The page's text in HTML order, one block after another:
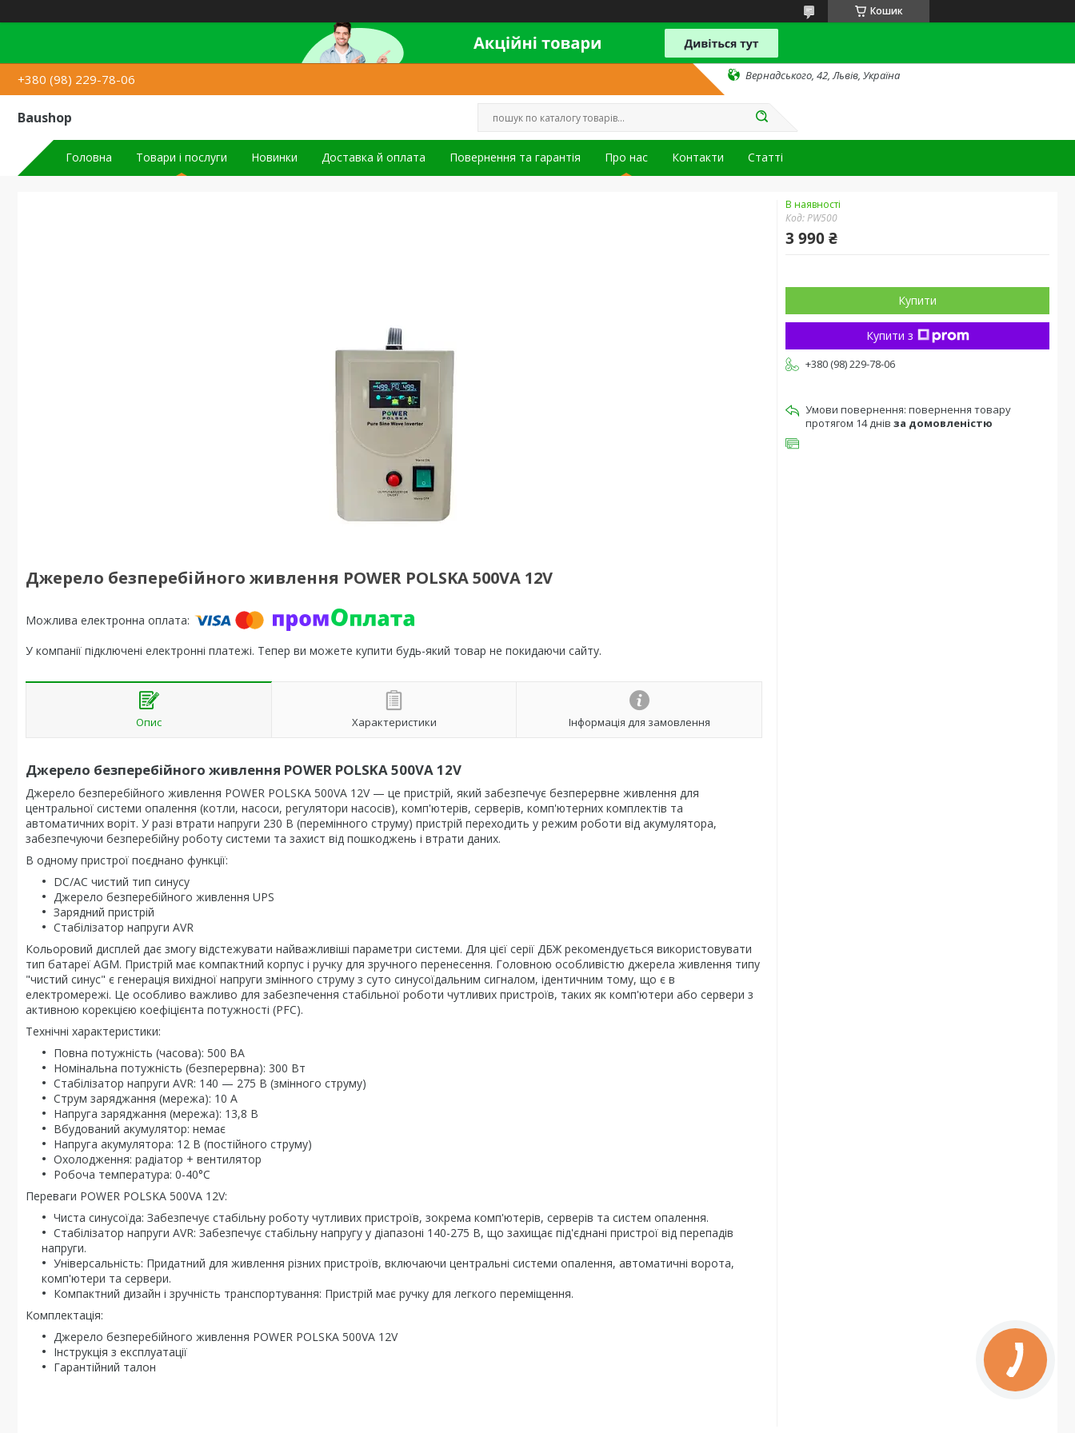
Кошик
+380 (98) 229-78-06 Вернадського, 42, Львів, Україна
Baushop
Головна Товари і послуги Новинки Доставка й оплата Повернення та гарантія Про нас Контакти Статті
Джерело безперебійного живлення POWER POLSKA 500VA 12V
У компанії підключені електронні платежі. Тепер ви можете купити будь-який товар не покидаючи сайту.
Опис Характеристики Інформація для замовлення
Джерело безперебійного живлення POWER POLSKA 500VA 12V
Джерело безперебійного живлення POWER POLSKA 500VA 12V — це пристрій, який забезпечує безперервне живлення для
центральної системи опалення (котли, насоси, регулятори насосів), комп'ютерів, серверів, комп'ютерних комплектів та
автоматичних воріт. У разі втрати напруги 230 В (перемінного струму) пристрій переходить у режим роботи від акумулятора,
забезпечуючи безперебійну роботу системи та захист від пошкоджень і втрати даних.
В одному пристрої поєднано функції:
DC/AC чистий тип синусу
Джерело безперебійного живлення UPS
Зарядний пристрій
Стабілізатор напруги AVR
Кольоровий дисплей дає змогу відстежувати найважливіші параметри системи. Для цієї серії ДБЖ рекомендується використовувати
тип батареї AGM. Пристрій має компактний корпус і ручку для зручного перенесення. Головною особливістю джерела живлення типу
"чистий синус" є генерація вихідної напруги змінного струму з суто синусоїдальним сигналом, ідентичним тому, що є в
електромережі. Це особливо важливо для забезпечення стабільної роботи чутливих пристроїв, таких як комп'ютери або сервери з
активною корекцією коефіцієнта потужності (PFC).
Технічні характеристики:
Повна потужність (часова): 500 ВА
Номінальна потужність (безперервна): 300 Вт
Стабілізатор напруги AVR: 140 — 275 В (змінного струму)
Струм заряджання (мережа): 10 А
Напруга заряджання (мережа): 13,8 В
Вбудований акумулятор: немає
Напруга акумулятора: 12 В (постійного струму)
Охолодження: радіатор + вентилятор
Робоча температура: 0-40°C
Переваги POWER POLSKA 500VA 12V:
Чиста синусоїда: Забезпечує стабільну роботу чутливих пристроїв, зокрема комп'ютерів, серверів та систем опалення.
Стабілізатор напруги AVR: Забезпечує стабільну напругу у діапазоні 140-275 В, що захищає під'єднані пристрої від перепадів
напруги.
Універсальність: Придатний для живлення різних пристроїв, включаючи центральні системи опалення, автоматичні ворота,
комп'ютери та сервери.
Компактний дизайн і зручність транспортування: Пристрій має ручку для легкого переміщення.
Комплектація:
Джерело безперебійного живлення POWER POLSKA 500VA 12V
Інструкція з експлуатації
Гарантійний талон
В наявності
Код:PW500
3 990 ₴
Купити
Купити з
+380 (98) 229-78-06
повернення товару
протягом 14 днів за домовленістю